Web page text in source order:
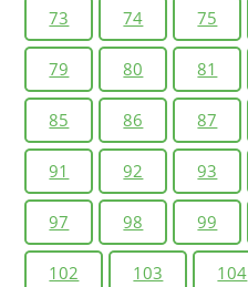
73 74 75
79 80 81
85 86 87
91 92 93
97 98 99
102 103 104